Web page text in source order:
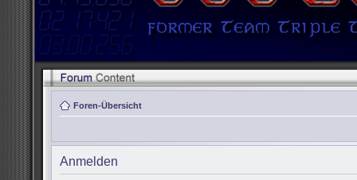
Foren-Übersicht
Anmelden